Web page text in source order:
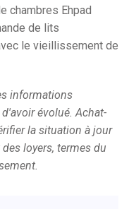
chambres Ehpad
de lits
le vieillissement de
informations
évolué. Achat-
la situation à jour
loyers, termes du